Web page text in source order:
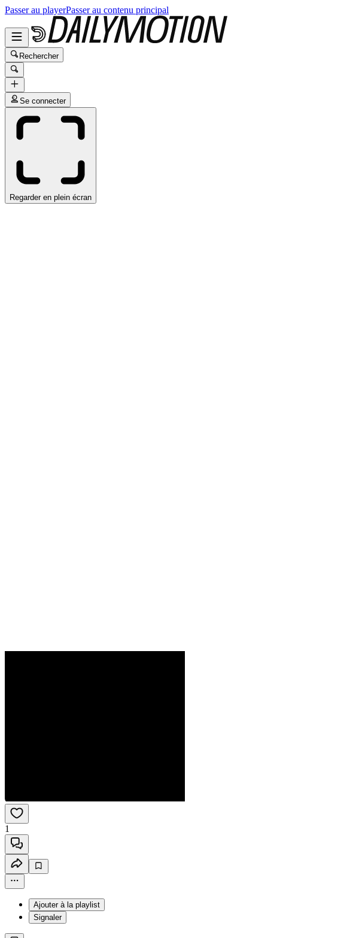
Passer au playerPasser au contenu principal
Rechercher
Se connecter
Regarder en plein écran
1
Ajouter à la playlist
Signaler